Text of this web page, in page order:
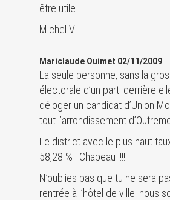
être utile.
Michel V.
Mariclaude Ouimet 02/11/2009
La seule personne, sans la
électorale d’un parti derrière
déloger un candidat d’Union
tout l’arrondissement
Le district avec le plus haut
58,28 % ! Chapeau !!!!
N’oublies pas que tu ne sera
rentrée à l’hôtel de ville: nous